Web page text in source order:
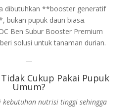
dibutuhkan **booster generatif
bukan pupuk daun biasa.
Ben Subur Booster Premium
solusi untuk tanaman durian.
—
Tidak Cukup Pakai Pupuk
Umum?
nutrisi tinggi sehingga